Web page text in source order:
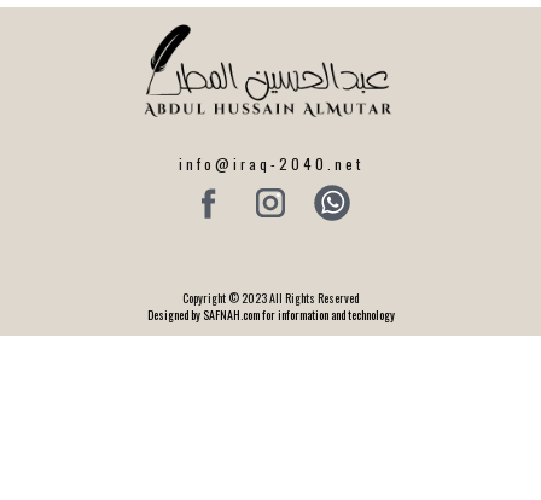
info@iraq-2040.net
Copyright © 2023 All Rights Reserved
Designed by SAFNAH.com for information and technology